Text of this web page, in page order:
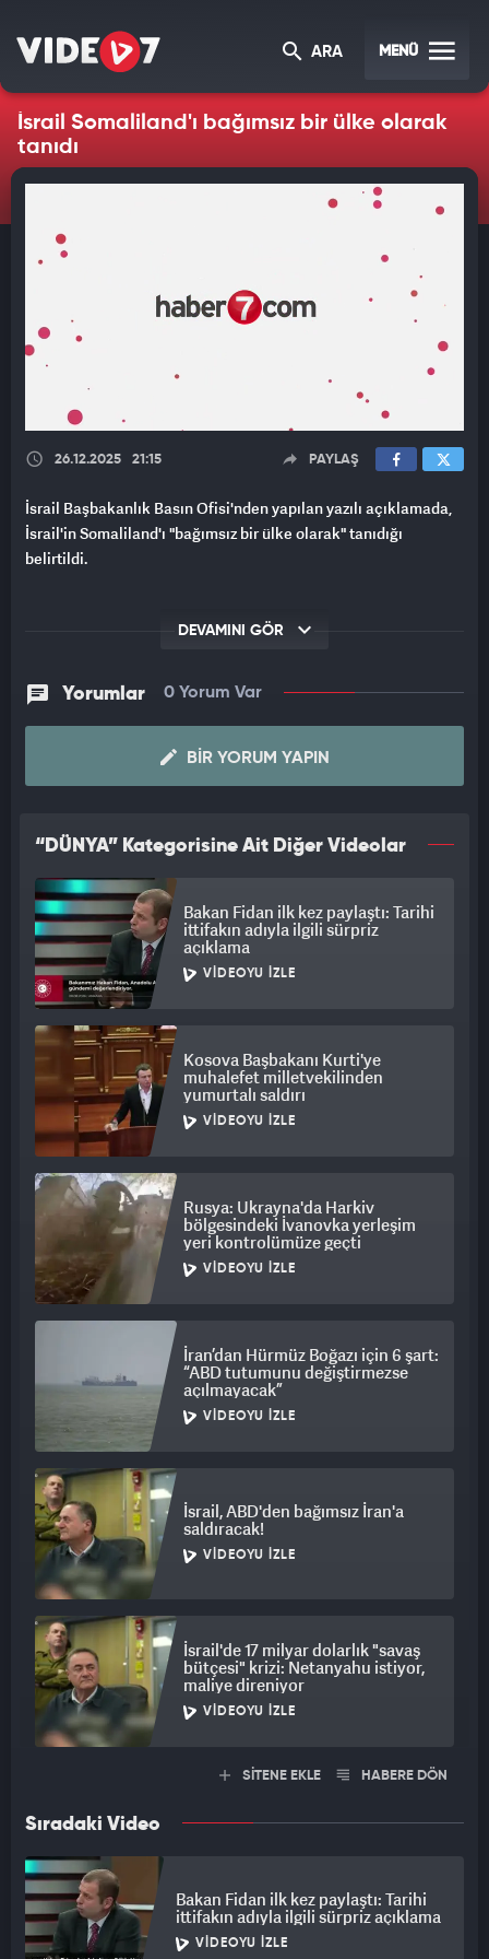
ARA MENÜ
İsrail Somaliland'ı bağımsız bir ülke olarak
tanıdı
26.12.2025 21:15 PAYLAŞ
İsrail Başbakanlık Basın Ofisi'nden yapılan yazılı açıklamada,
İsrail'in Somaliland'ı "bağımsız bir ülke olarak" tanıdığı
belirtildi.
DEVAMINI GÖR
Yorumlar 0 Yorum Var
BIR YORUM YAPIN
“DÜNYA” Kategorisine Ait Diğer Videolar
Bakan Fidan ilk kez paylaştı: Tarihi
ittifakın adıyla ilgili sürpriz
açıklama
VIDEOYU İZLE
Kosova Başbakanı Kurti'ye
muhalefet milletvekilinden
yumurtalı saldırı
VIDEOYU İZLE
Rusya: Ukrayna'da Harkiv
bölgesindeki İvanovka yerleşim
yeri kontrolümüze geçti
VIDEOYU İZLE
İran’dan Hürmüz Boğazı için 6 şart:
“ABD tutumunu değiştirmezse
açılmayacak”
VIDEOYU İZLE
İsrail, ABD'den bağımsız İran'a
saldıracak!
VIDEOYU İZLE
İsrail'de 17 milyar dolarlık "savaş
bütçesi" krizi: Netanyahu istiyor,
maliye direniyor
VIDEOYU İZLE
SİTENE EKLE HABERE DÖN
Sıradaki Video
Bakan Fidan ilk kez paylaştı: Tarihi
ittifakın adıyla ilgili sürpriz açıklama
VIDEOYU İZLE